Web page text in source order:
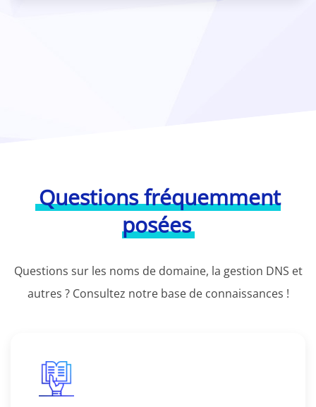
Questions fréquemment
posées
Questions sur les noms de domaine, la gestion DNS et
autres ? Consultez notre base de connaissances !